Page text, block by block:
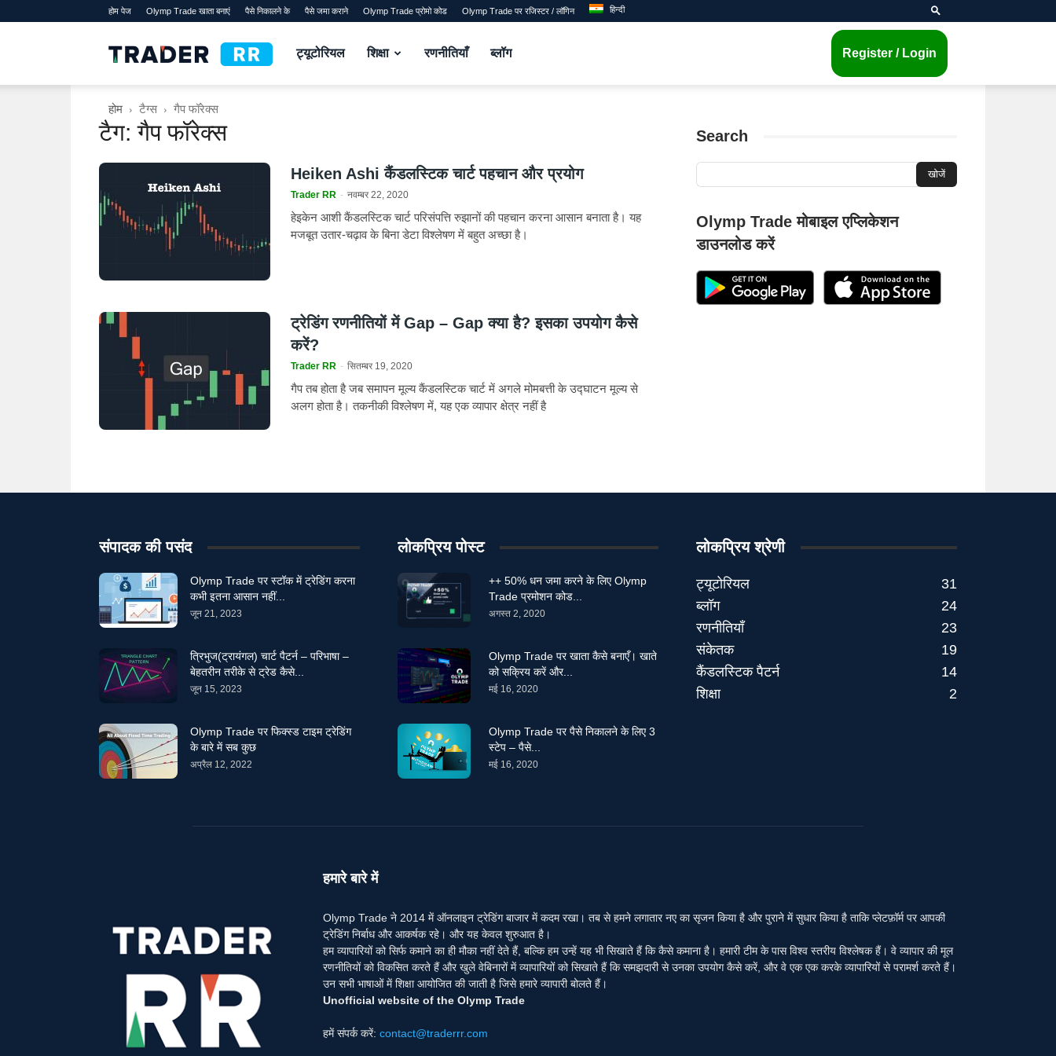
होम पेज Olymp Trade खाता बनाएं पैसे निकालने के पैसे जमा कराने Olymp Trade प्रोमो कोड Olymp Trade पर रजिस्टर / लॉगिन हिन्दी
TraderRR
ट्यूटोरियल शिक्षा रणनीतियाँ ब्लॉग Register / Login
होम टैग्स गैप फॉरेक्स
टैग: गैप फॉरेक्स
Heiken Ashi कैंडलस्टिक चार्ट पहचान और प्रयोग
Trader RR - नवम्बर 22, 2020
हेइकेन आशी कैंडलस्टिक चार्ट परिसंपत्ति रुझानों की पहचान करना आसान बनाता है। यह
मजबूत उतार-चढ़ाव के बिना डेटा विश्लेषण में बहुत अच्छा है।
ट्रेडिंग रणनीतियों में Gap – Gap क्या है? इसका उपयोग कैसे
करें?
Trader RR - सितम्बर 19, 2020
गैप तब होता है जब समापन मूल्य कैंडलस्टिक चार्ट में अगले मोमबत्ती के उद्घाटन मूल्य से
अलग होता है। तकनीकी विश्लेषण में, यह एक व्यापार क्षेत्र नहीं है
Search
Olymp Trade मोबाइल एप्लिकेशन
डाउनलोड करें
संपादक की पसंद
Olymp Trade पर स्टॉक में ट्रेडिंग करना
कभी इतना आसान नहीं...
जून 21, 2023
त्रिभुज(ट्रायंगल) चार्ट पैटर्न – परिभाषा –
बेहतरीन तरीके से ट्रेड कैसे...
जून 15, 2023
Olymp Trade पर फिक्स्ड टाइम ट्रेडिंग
के बारे में सब कुछ
अप्रैल 12, 2022
लोकप्रिय पोस्ट
++ 50% धन जमा करने के लिए Olymp
Trade प्रमोशन कोड...
अगस्त 2, 2020
Olymp Trade पर खाता कैसे बनाएँ। खाते
को सक्रिय करें और...
मई 16, 2020
Olymp Trade पर पैसे निकालने के लिए 3
स्टेप – पैसे...
मई 16, 2020
लोकप्रिय श्रेणी
ट्यूटोरियल
31
ब्लॉग
24
रणनीतियाँ
23
संकेतक
19
कैंडलस्टिक पैटर्न
14
शिक्षा
2
हमारे बारे में
Olymp Trade ने 2014 में ऑनलाइन ट्रेडिंग बाजार में कदम रखा। तब से हमने लगातार नए का सृजन किया है और पुराने में सुधार किया है ताकि प्लेटफ़ॉर्म पर आपकी
ट्रेडिंग निर्बाध और आकर्षक रहे। और यह केवल शुरुआत है।
हम व्यापारियों को सिर्फ कमाने का ही मौका नहीं देते हैं, बल्कि हम उन्हें यह भी सिखाते हैं कि कैसे कमाना है। हमारी टीम के पास विश्व स्तरीय विश्लेषक हैं। वे व्यापार की मूल
रणनीतियों को विकसित करते हैं और खुले वेबिनारों में व्यापारियों को सिखाते हैं कि समझदारी से उनका उपयोग कैसे करें, और वे एक एक करके व्यापारियों से परामर्श करते हैं।
उन सभी भाषाओं में शिक्षा आयोजित की जाती है जिसे हमारे व्यापारी बोलते हैं।
Unofficial website of the Olymp Trade
हमें संपर्क करें: contact@traderrr.com